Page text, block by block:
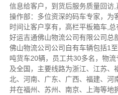
信息给客户，到货后服务质量回访,
操作部：多位资深的码车专家，为
时间让客户享有，高栏平板箱车,总
好运吉通佛山物流公司有限公司总
佛山物流公司公司自有车辆包括1
吨货车20辆，员工共30多名，物
及全国，主要线路为浙江、江苏、
北、河南、广东、广西、福建、河
并在福州、苏州、南京、上海等地